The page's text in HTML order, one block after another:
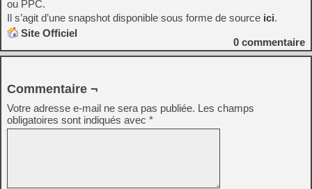
ou PPC.
Il s’agit d’une snapshot disponible sous forme de source ici.
Site Officiel
0 commentaire
Commentaire ¬
Votre adresse e-mail ne sera pas publiée. Les champs
obligatoires sont indiqués avec *